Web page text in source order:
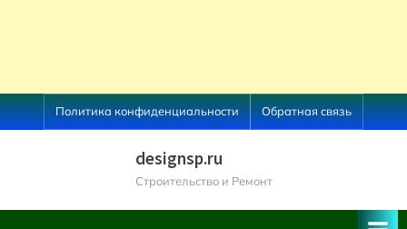
Skip
to
Политика конфиденциальности Обратная связь
designsp.ru
Строительство и Ремонт